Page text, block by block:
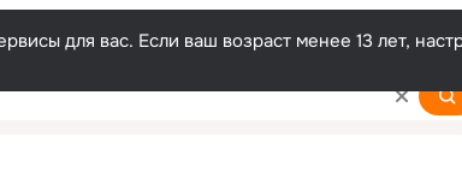
для вас. Если ваш возраст менее 13 лет,